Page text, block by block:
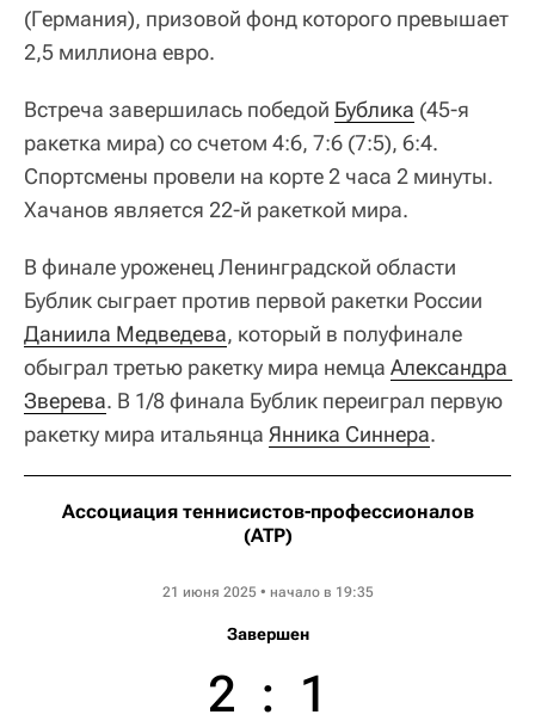
(Германия), призовой фонд которого превышает
2,5 миллиона евро.
Встреча завершилась победой Бублика (45-я
ракетка мира) со счетом 4:6, 7:6 (7:5), 6:4.
Спортсмены провели на корте 2 часа 2 минуты.
Хачанов является 22-й ракеткой мира.
В финале уроженец Ленинградской области
Бублик сыграет против первой ракетки России
Даниила Медведева, который в полуфинале
обыграл третью ракетку мира немца Александра
Зверева. В 1/8 финала Бублик переиграл первую
ракетку мира итальянца Янника Синнера.
Ассоциация теннисистов-профессионалов
(ATP)
21 июня 2025 • начало в 19:35
Завершен
2 : 1